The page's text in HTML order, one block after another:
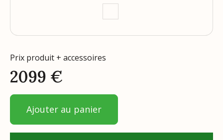
Prix produit + accessoires
2099 €
Ajouter au panier